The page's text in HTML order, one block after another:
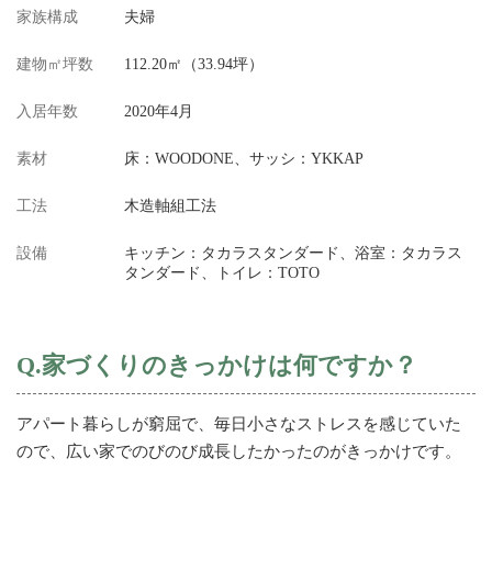
家族構成 夫婦
建物㎡坪数 112.20㎡（33.94坪）
入居年数 2020年4月
素材 床：WOODONE、サッシ：YKKAP
工法 木造軸組工法
設備
キッチン：タカラスタンダード、浴室：タカラス
タンダード、トイレ：TOTO
Q.家づくりのきっかけは何ですか？
アパート暮らしが窮屈で、毎日小さなストレスを感じていた
ので、広い家でのびのび成長したかったのがきっかけです。